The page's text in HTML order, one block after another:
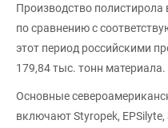
Производство полистирола
по сравнению с
этот период российскими
179,84 тыс. тонн материала.
Основные
включают Styropek,